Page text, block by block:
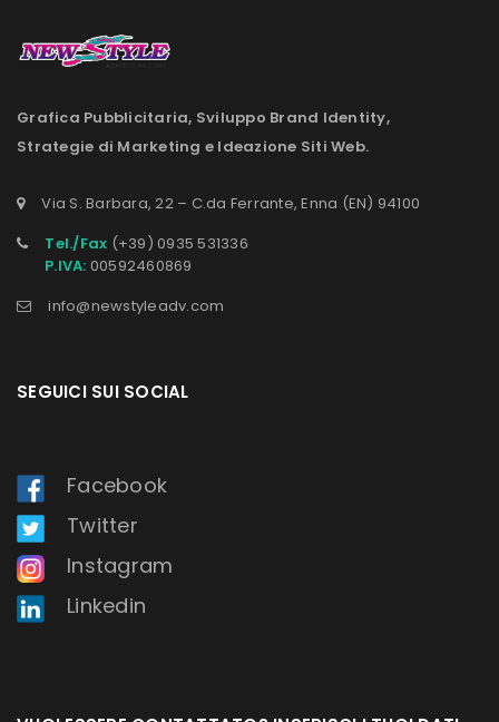
Grafica Pubblicitaria, Sviluppo Brand Identity,
Strategie di Marketing e Ideazione Siti Web.
Via S. Barbara, 22 – C.da Ferrante, Enna (EN) 94100
Tel./Fax (+39) 0935 531336
P.IVA: 00592460869
info@newstyleadv.com
SEGUICI SUI SOCIAL
Facebook
Twitter
Instagram
Linkedin